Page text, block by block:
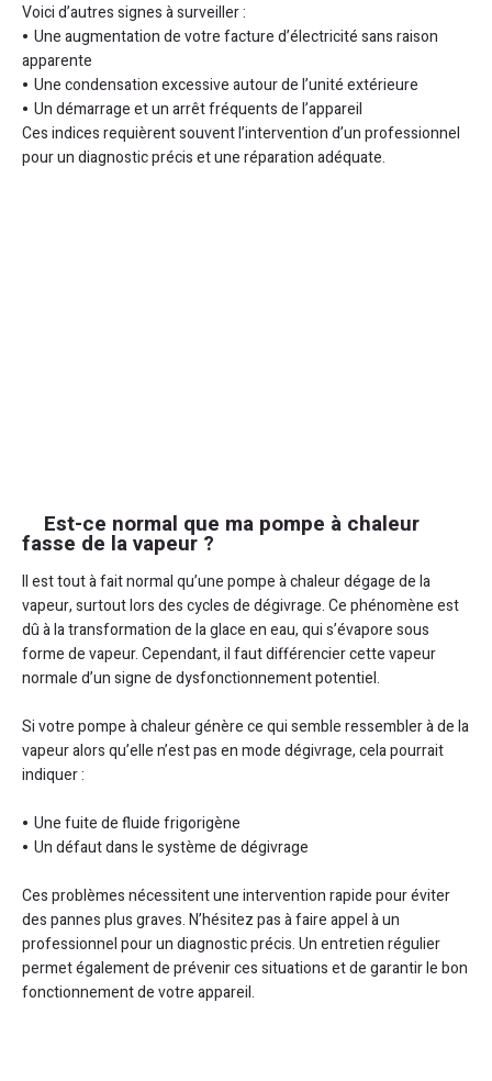
Voici d’autres signes à surveiller :
Une augmentation de votre facture d’électricité sans raison
apparente
Une condensation excessive autour de l’unité extérieure
Un démarrage et un arrêt fréquents de l’appareil
Ces indices requièrent souvent l’intervention d’un professionnel
pour un diagnostic précis et une réparation adéquate.
Est-ce normal que ma pompe à chaleur
fasse de la vapeur ?
Il est tout à fait normal qu’une pompe à chaleur dégage de la
vapeur, surtout lors des cycles de dégivrage. Ce phénomène est
dû à la transformation de la glace en eau, qui s’évapore sous
forme de vapeur. Cependant, il faut différencier cette vapeur
normale d’un signe de dysfonctionnement potentiel.
Si votre pompe à chaleur génère ce qui semble ressembler à de la
vapeur alors qu’elle n’est pas en mode dégivrage, cela pourrait
indiquer :
Une fuite de fluide frigorigène
Un défaut dans le système de dégivrage
Ces problèmes nécessitent une intervention rapide pour éviter
des pannes plus graves. N’hésitez pas à faire appel à un
professionnel pour un diagnostic précis. Un entretien régulier
permet également de prévenir ces situations et de garantir le bon
fonctionnement de votre appareil.